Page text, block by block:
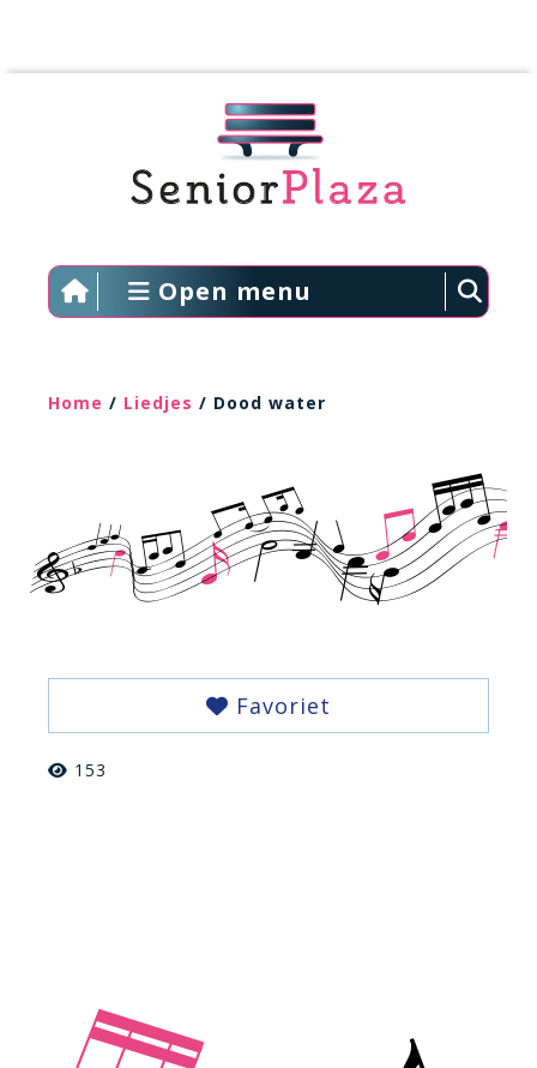
Open menu
Home / Liedjes / Dood water
Favoriet
153